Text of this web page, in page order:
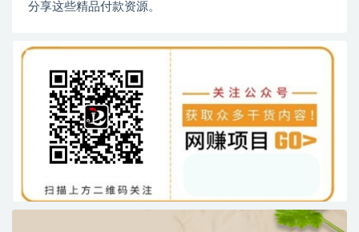
分享这些精品付款资源。